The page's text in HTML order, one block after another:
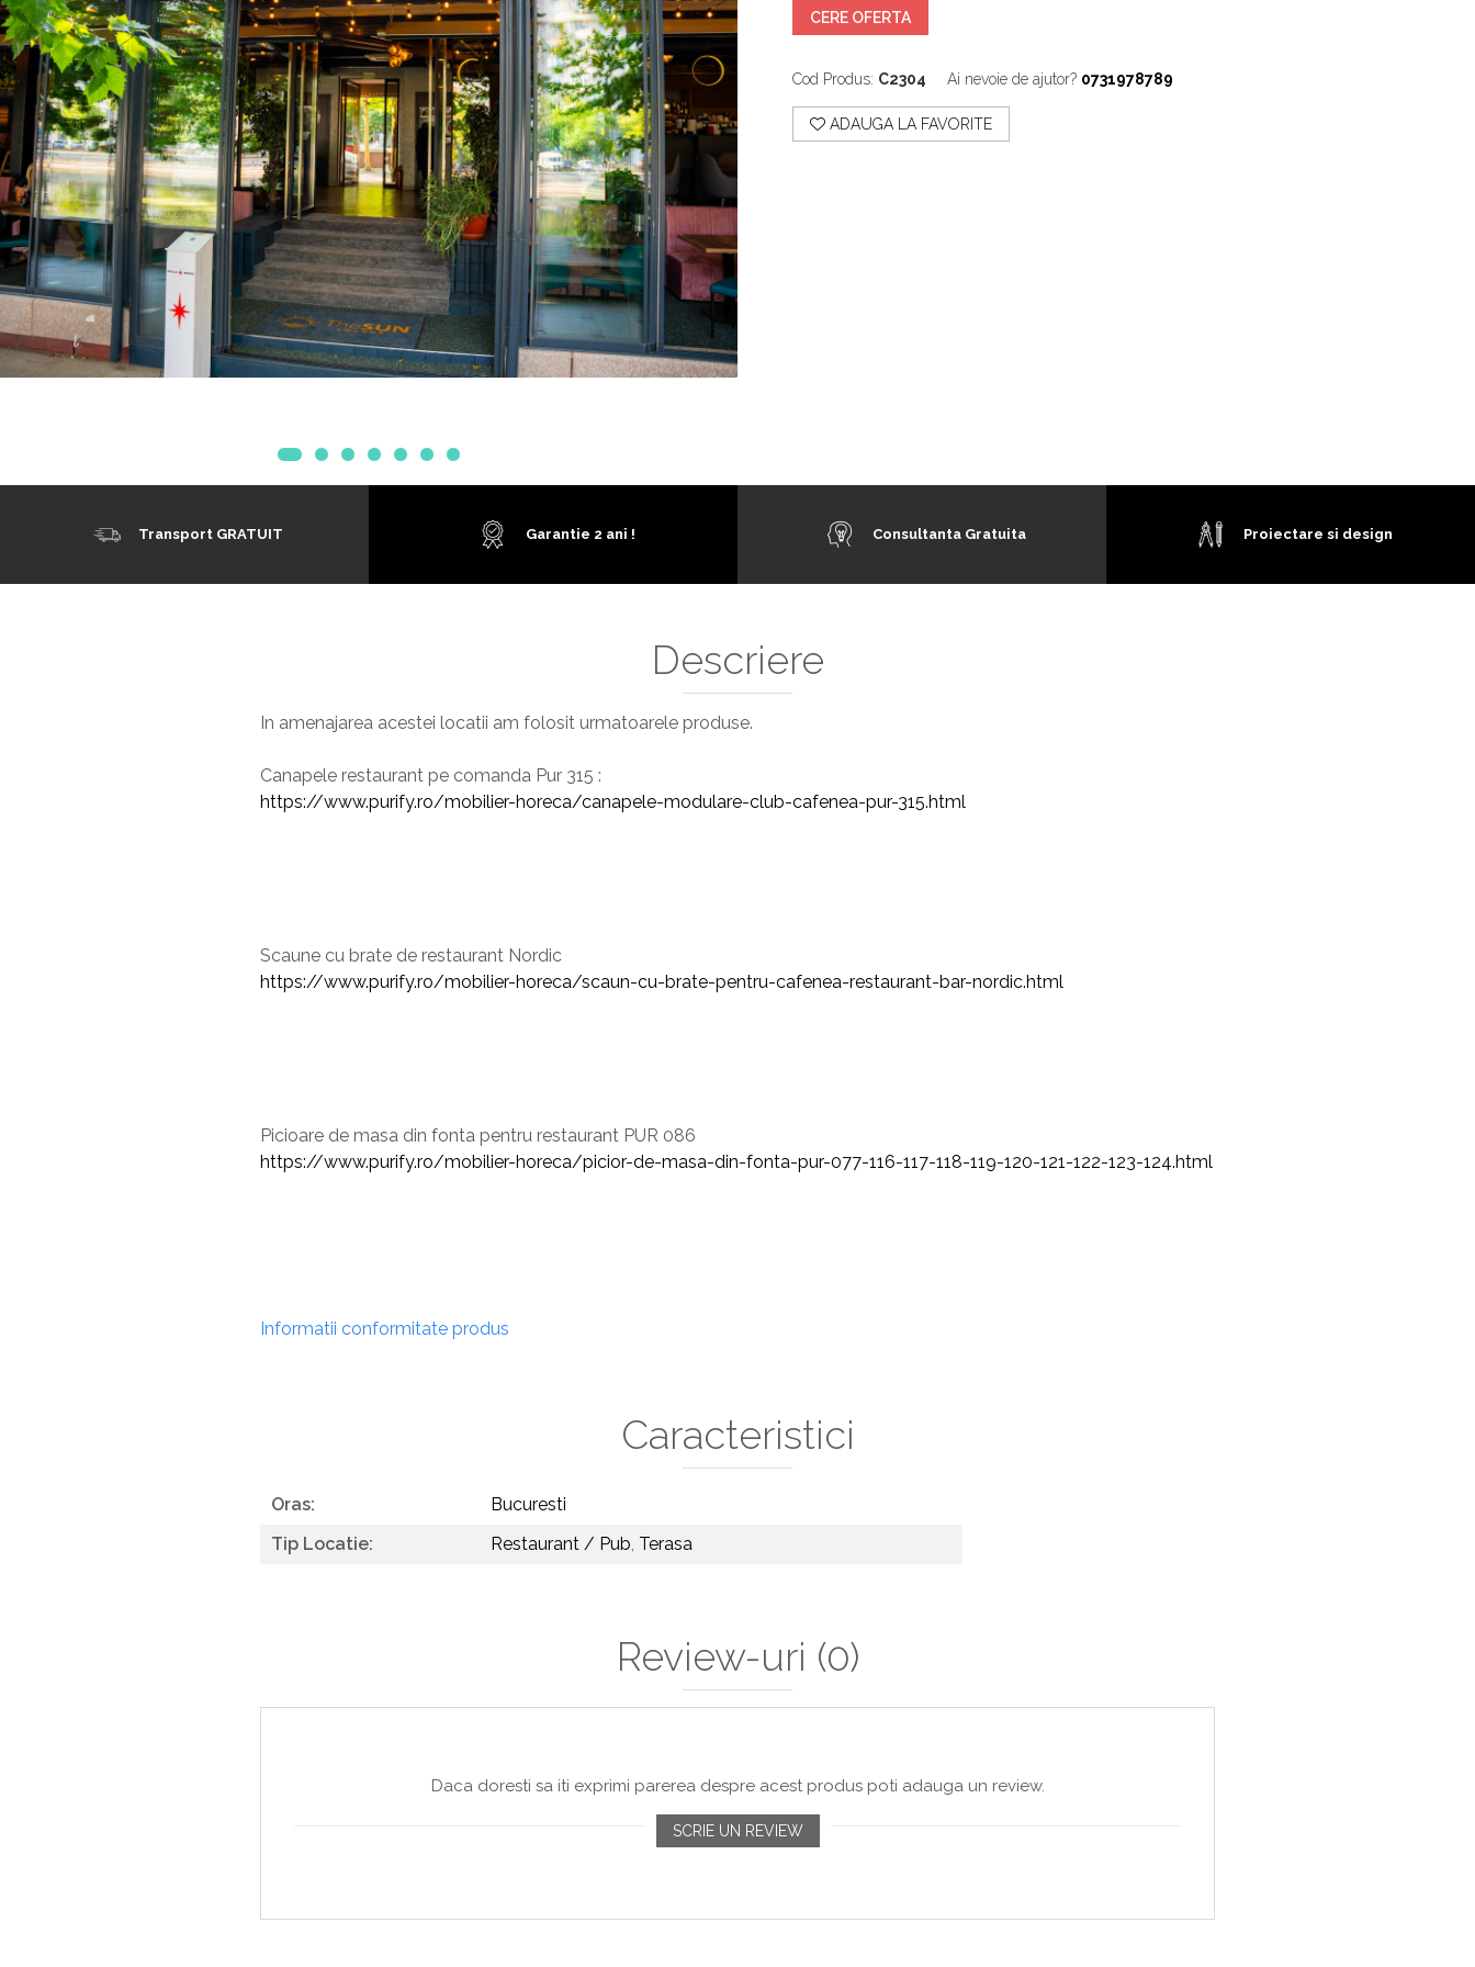
Mobilier Terasa
Scaune terasa
Seturi Terasa
Sezlonguri si Baldachine
Scaune
Scaune Inalte De Bar
CERE OFERTA
Cod Produs: C2304 Ai nevoie de ajutor? 0731978789
ADAUGA LA FAVORITE
Transport GRATUIT Garantie 2 ani ! Consultanta Gratuita Proiectare si design
Descriere
In amenajarea acestei locatii am folosit urmatoarele produse.
Canapele restaurant pe comanda Pur 315 :
https://www.purify.ro/mobilier-horeca/canapele-modulare-club-cafenea-pur-315.html
Scaune cu brate de restaurant Nordic
https://www.purify.ro/mobilier-horeca/scaun-cu-brate-pentru-cafenea-restaurant-bar-nordic.html
Picioare de masa din fonta pentru restaurant PUR 086
https://www.purify.ro/mobilier-horeca/picior-de-masa-din-fonta-pur-077-116-117-118-119-120-121-122-123-124.html
Informatii conformitate produs
Caracteristici
Oras:
Bucuresti
Tip Locatie:
Restaurant / Pub, Terasa
Review-uri (0)
Daca doresti sa iti exprimi parerea despre acest produs poti adauga un review.
SCRIE UN REVIEW